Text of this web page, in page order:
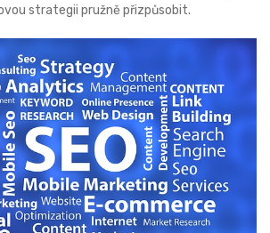
strategii pružně přizpůsobit.